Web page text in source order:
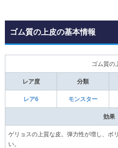
ゴム質の上皮の基本情報
ゴム質の
レア度 分類
レア6 モンスター
効果
ゲリョスの上質な皮。弾力性が増し、ボ
い。